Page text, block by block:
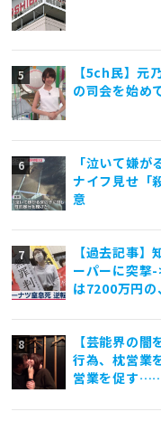
【5ch民】元
の司会を始め
「泣いて嫌
ナイフ見せ「
意
【過去記事
ーパーに突撃
は7200万円の
【芸能界の
行為、枕営業
営業を促す